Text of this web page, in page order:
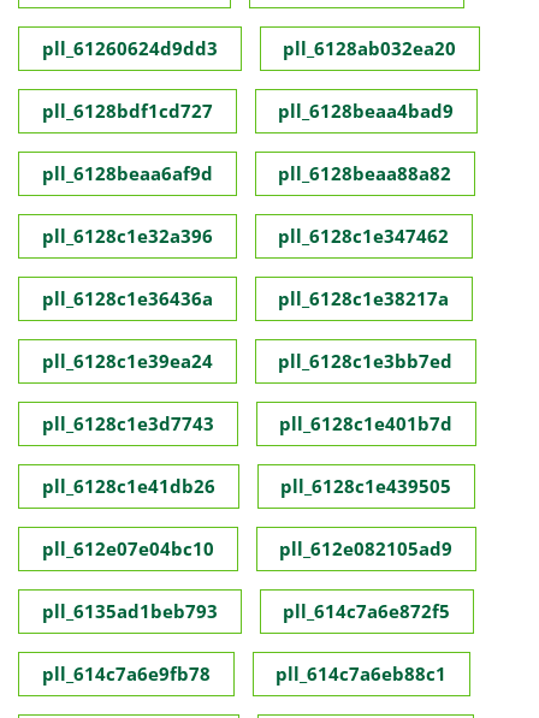
pll_61260624d9dd3 pll_6128ab032ea20
pll_6128bdf1cd727 pll_6128beaa4bad9
pll_6128beaa6af9d pll_6128beaa88a82
pll_6128c1e32a396 pll_6128c1e347462
pll_6128c1e36436a pll_6128c1e38217a
pll_6128c1e39ea24 pll_6128c1e3bb7ed
pll_6128c1e3d7743 pll_6128c1e401b7d
pll_6128c1e41db26 pll_6128c1e439505
pll_612e07e04bc10 pll_612e082105ad9
pll_6135ad1beb793 pll_614c7a6e872f5
pll_614c7a6e9fb78 pll_614c7a6eb88c1